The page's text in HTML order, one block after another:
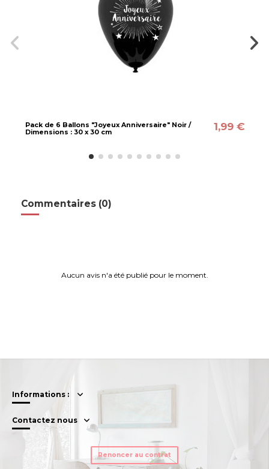
Pack de 6 Ballons "Joyeux Anniversaire" Noir /
Dimensions : 30 x 30 cm
1,99 €
Commentaires (0)
Aucun avis n'a été publié pour le moment.
Informations :
Contactez nous
Renoncer au contrat